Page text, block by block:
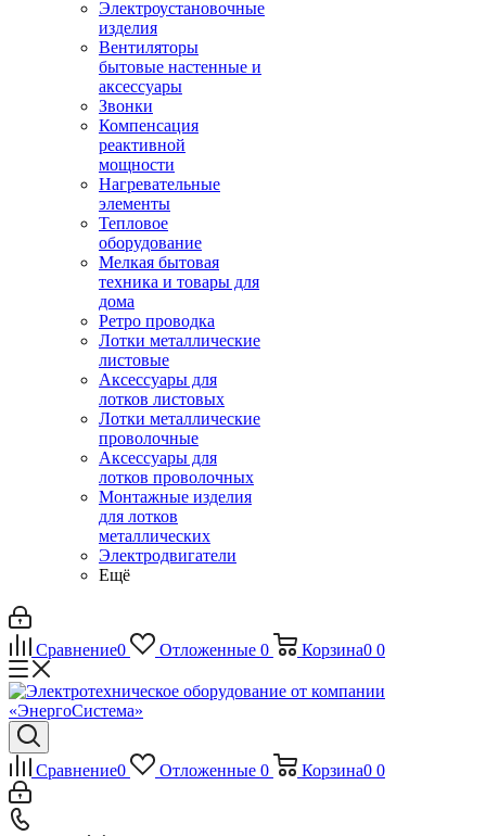
Электроустановочные
изделия
Вентиляторы
бытовые настенные и
аксессуары
Звонки
Компенсация
реактивной
мощности
Нагревательные
элементы
Тепловое
оборудование
Мелкая бытовая
техника и товары для
дома
Ретро проводка
Лотки металлические
листовые
Аксессуары для
лотков листовых
Лотки металлические
проволочные
Аксессуары для
лотков проволочных
Монтажные изделия
для лотков
металлических
Электродвигатели
Ещё
Сравнение0 Отложенные 0 Корзина0 0
Сравнение0 Отложенные 0 Корзина0 0